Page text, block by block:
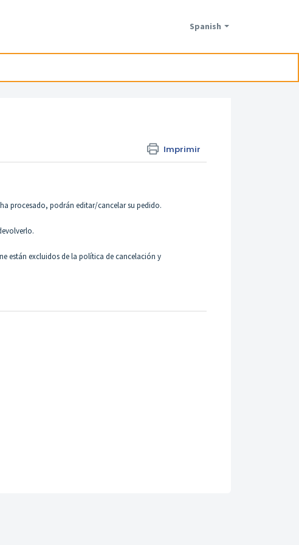
Spanish
Imprimir
procesado, podrán editar/cancelar su pedido.
están excluidos de la política de cancelación y